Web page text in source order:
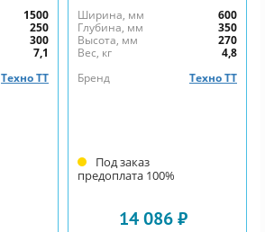
1500
250
300
7,1
Техно ТТ
Ширина, мм
600
Глубина, мм
350
Высота, мм
270
Вес, кг
4,8
Бренд
Техно ТТ
Под заказ
предоплата 100%
14 086 ₽